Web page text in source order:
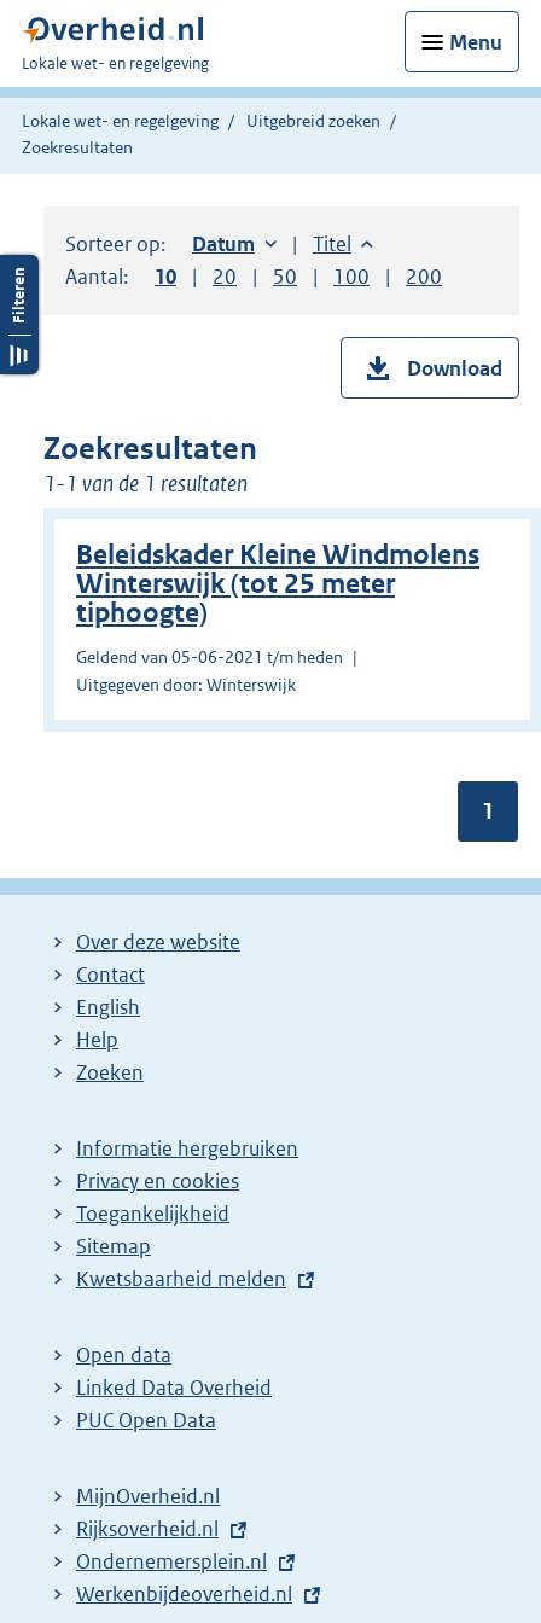
Menu
U
bent
hier:
Lokale wet- en regelgeving
Lokale wet- en regelgeving
Uitgebreid zoeken
Zoekresultaten
Sorteer op: Sorteer op:
Datum oplopendSorteer op:
Titel oplopend
Aantal:
Toon
10 resultaten per pagina
Toon
20 resultaten per pagina
Toon
50 resultaten per pagina
Toon
100 resultaten per
Toon
200
Download
Zoekresultaten
1-1 van de 1 resultaten
Beleidskader Kleine Windmolens
Winterswijk (tot 25 meter
tiphoogte)
Geldend van 05-06-2021 t/m heden
Uitgegeven door: Winterswijk
1
Over deze website
Contact
English
Help
Zoeken
Informatie hergebruiken
Privacy en cookies
Toegankelijkheid
Sitemap
E
t
e
r
l
i
n
k
Kwetsbaarheid melden
Open data
Linked Data Overheid
PUC Open Data
MijnOverheid.nl
E
x
t
Rijksoverheid.nl
E
x
Ondernemersplein.nl
E
Werkenbijdeoverheid.nl